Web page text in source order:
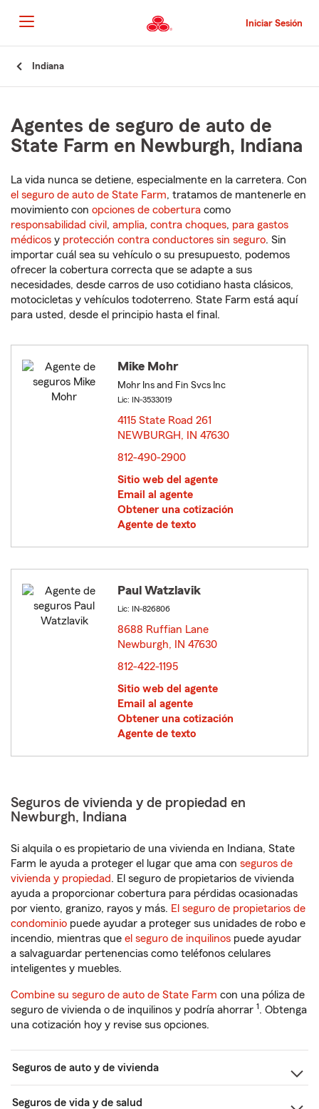
al
contenido
principal
Iniciar Sesión
Indiana
Agentes de seguro de auto de
State Farm en Newburgh, Indiana
La vida nunca se detiene, especialmente en la carretera. Con
el seguro de auto de State Farm, tratamos de mantenerle en
movimiento con opciones de cobertura como
responsabilidad civil , amplia, contra choques, para gastos
médicos y protección contra conductores sin seguro. Sin
importar cuál sea su vehículo o su presupuesto, podemos
ofrecer la cobertura correcta que se adapte a sus
necesidades, desde carros de uso cotidiano hasta clásicos,
motocicletas y vehículos todoterreno. State Farm está aquí
para usted, desde el principio hasta el final.
Mike Mohr
Mohr Ins and Fin Svcs Inc
Lic: IN-3533019
4115 State Road 261
NEWBURGH, IN 47630
812-490-2900
Sitio web del agente
Email al agente
Obtener una cotización
Agente de texto
Paul Watzlavik
Lic: IN-826806
8688 Ruffian Lane
Newburgh, IN 47630
812-422-1195
Sitio web del agente
Email al agente
Obtener una cotización
Agente de texto
Seguros de vivienda y de propiedad en
Newburgh, Indiana
Si alquila o es propietario de una vivienda en Indiana, State
Farm le ayuda a proteger el lugar que ama con seguros de
vivienda y propiedad. El seguro de propietarios de vivienda
ayuda a proporcionar cobertura para pérdidas ocasionadas
por viento, granizo, rayos y más. El seguro de propietarios de
condominio puede ayudar a proteger sus unidades de robo e
incendio, mientras que el seguro de inquilinos puede ayudar
a salvaguardar pertenencias como teléfonos celulares
inteligentes y muebles.
Combine su seguro de auto de State Farm con una póliza de
seguro de vivienda o de inquilinos y podría ahorrar 1. Obtenga
una cotización hoy y revise sus opciones.
Seguros de auto y de vivienda
Seguros de vida y de salud